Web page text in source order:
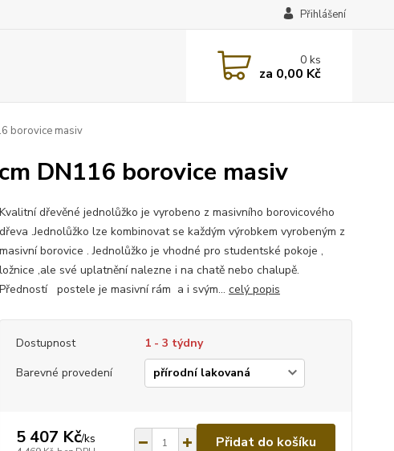
Přihlášení
0ks
za 0,00 Kč
borovice masiv
DN116 borovice masiv
Kvalitní dřevěné jednolůžko je vyrobeno z masivního borovicového
dřeva .Jednolůžko lze kombinovat se každým výrobkem vyrobeným z
masivní borovice . Jednolůžko je vhodné pro studentské pokoje ,
ložnice ,ale své uplatnění nalezne i na chatě nebo chalupě.
Předností postele je masivní rám a i svým... celý popis
Dostupnost
1 - 3 týdny
Barevné provedení
5 407 Kč/ks Přidat do košíku